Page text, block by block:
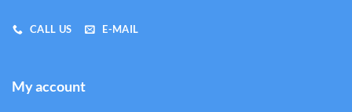
CALL US E-MAIL
My account